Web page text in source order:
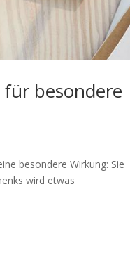
für besondere
besondere Wirkung: Sie
wird etwas